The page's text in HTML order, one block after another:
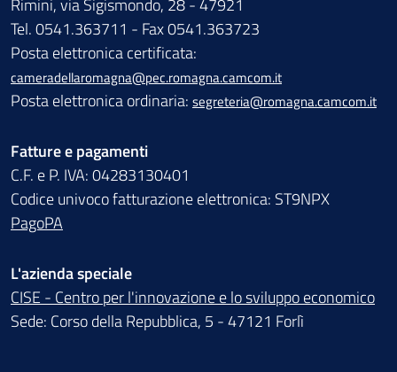
Rimini, via Sigismondo, 28 - 47921
Tel. 0541.363711 - Fax 0541.363723
Posta elettronica certificata:
cameradellaromagna@pec.romagna.camcom.it
Posta elettronica ordinaria: segreteria@romagna.camcom.it
Fatture e pagamenti
C.F. e P. IVA: 04283130401
Codice univoco fatturazione elettronica: ST9NPX
PagoPA
L'azienda speciale
CISE - Centro per l'innovazione e lo sviluppo economico
Sede: Corso della Repubblica, 5 - 47121 Forlì